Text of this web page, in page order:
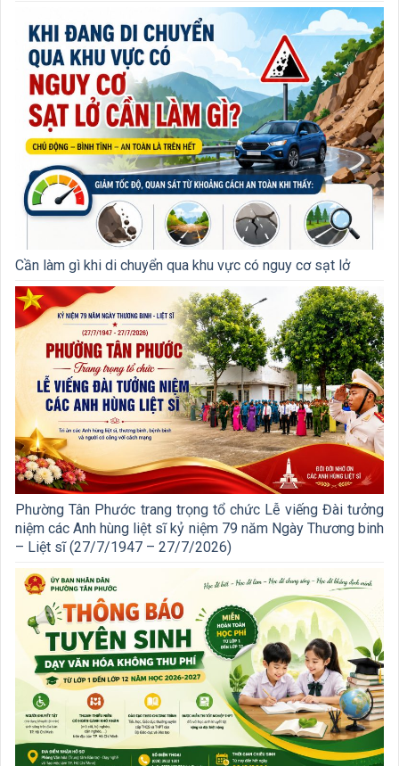
Cần làm gì khi di chuyển qua khu vực có nguy cơ sạt lở
Phường Tân Phước trang trọng tổ chức Lễ viếng Đài tưởng
niệm các Anh hùng liệt sĩ kỷ niệm 79 năm Ngày Thương binh
– Liệt sĩ (27/7/1947 – 27/7/2026)